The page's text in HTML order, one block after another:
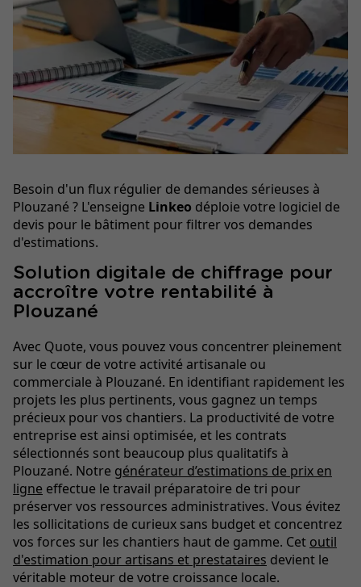
Besoin d'un flux régulier de demandes sérieuses à
Plouzané ? L'enseigne Linkeo déploie votre logiciel de
devis pour le bâtiment pour filtrer vos demandes
d'estimations.
Solution digitale de chiffrage pour
accroître votre rentabilité à
Plouzané
Avec Quote, vous pouvez vous concentrer pleinement
sur le cœur de votre activité artisanale ou
commerciale à Plouzané. En identifiant rapidement les
projets les plus pertinents, vous gagnez un temps
précieux pour vos chantiers. La productivité de votre
entreprise est ainsi optimisée, et les contrats
sélectionnés sont beaucoup plus qualitatifs à
Plouzané. Notre générateur d’estimations de prix en
ligne effectue le travail préparatoire de tri pour
préserver vos ressources administratives. Vous évitez
les sollicitations de curieux sans budget et concentrez
vos forces sur les chantiers haut de gamme. Cet outil
d'estimation pour artisans et prestataires devient le
véritable moteur de votre croissance locale.